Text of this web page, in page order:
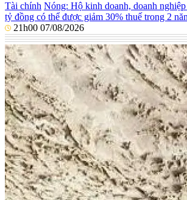
Tài chính Nóng: Hộ kinh doanh, doanh
tỷ đồng có thể được giảm 30% thuế trong 2
21h00 07/08/2026